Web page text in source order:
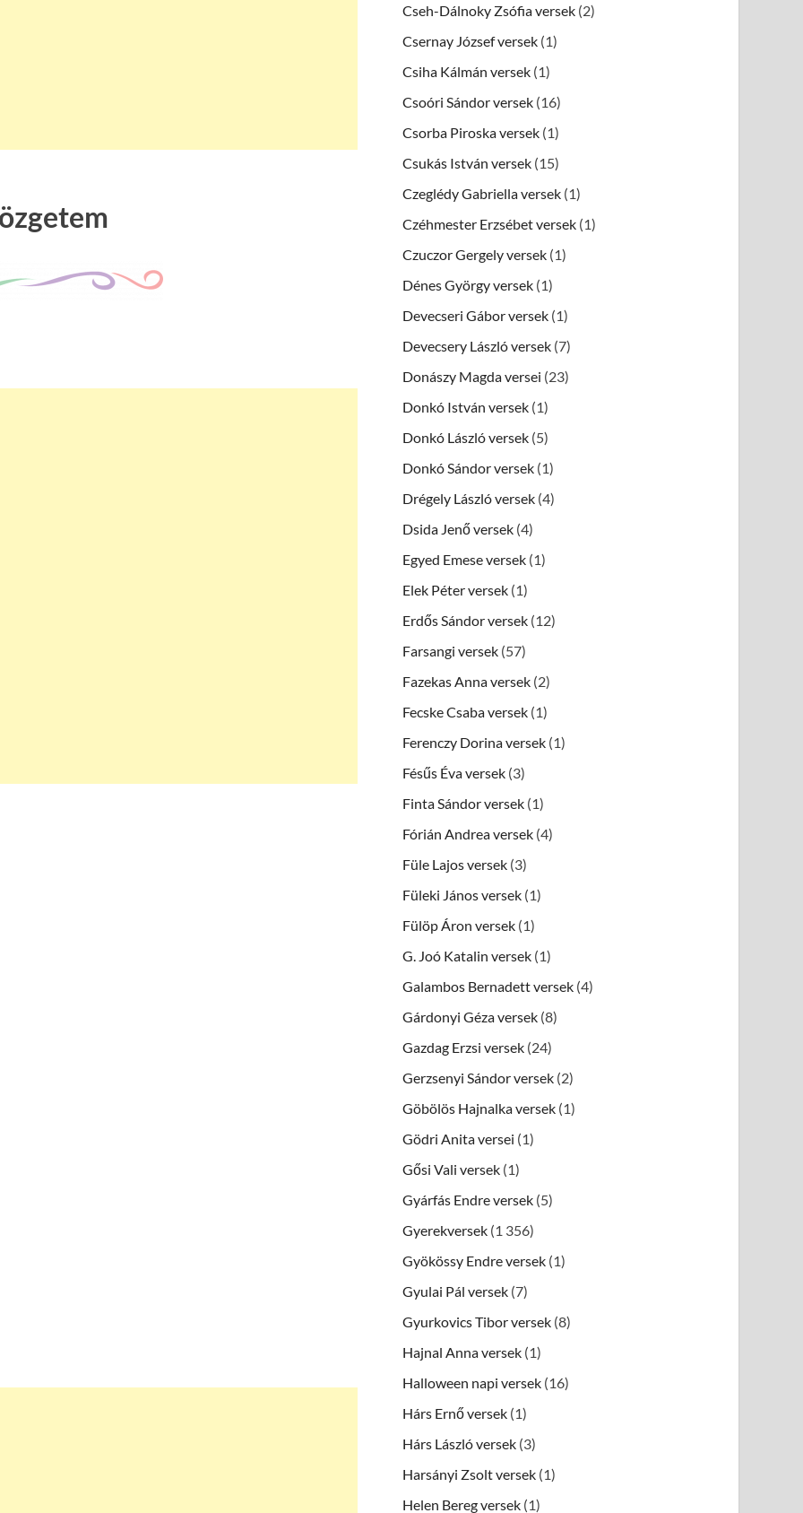
Cseh-Dálnoky Zsófia versek (2)
Csernay József versek (1)
Csiha Kálmán versek (1)
Csoóri Sándor versek (16)
Csorba Piroska versek (1)
Csukás István versek (15)
Czeglédy Gabriella versek (1)
Czéhmester Erzsébet versek (1)
Czuczor Gergely versek (1)
Dénes György versek (1)
Devecseri Gábor versek (1)
Devecsery László versek (7)
Donászy Magda versei (23)
Donkó István versek (1)
Donkó László versek (5)
Donkó Sándor versek (1)
Drégely László versek (4)
Dsida Jenő versek (4)
Egyed Emese versek (1)
Elek Péter versek (1)
Erdős Sándor versek (12)
Farsangi versek (57)
Fazekas Anna versek (2)
Fecske Csaba versek (1)
Ferenczy Dorina versek (1)
Fésűs Éva versek (3)
Finta Sándor versek (1)
Fórián Andrea versek (4)
Füle Lajos versek (3)
Füleki János versek (1)
Fülöp Áron versek (1)
G. Joó Katalin versek (1)
Galambos Bernadett versek (4)
Gárdonyi Géza versek (8)
Gazdag Erzsi versek (24)
Gerzsenyi Sándor versek (2)
Göbölös Hajnalka versek (1)
Gödri Anita versei (1)
Gősi Vali versek (1)
Gyárfás Endre versek (5)
Gyerekversek (1 356)
Gyökössy Endre versek (1)
Gyulai Pál versek (7)
Gyurkovics Tibor versek (8)
Hajnal Anna versek (1)
Halloween napi versek (16)
Hárs Ernő versek (1)
Hárs László versek (3)
Harsányi Zsolt versek (1)
Helen Bereg versek (1)